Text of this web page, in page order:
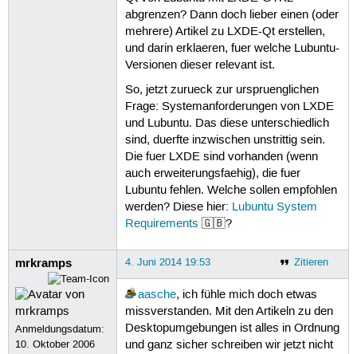
abgrenzen? Dann doch lieber einen (oder
mehrere) Artikel zu LXDE-Qt erstellen,
und darin erklaeren, fuer welche Lubuntu-
Versionen dieser relevant ist.
So, jetzt zurueck zur urspruenglichen
Frage: Systemanforderungen von LXDE
und Lubuntu. Das diese unterschiedlich
sind, duerfte inzwischen unstrittig sein.
Die fuer LXDE sind vorhanden (wenn
auch erweiterungsfaehig), die fuer
Lubuntu fehlen. Welche sollen empfohlen
werden? Diese hier: Lubuntu System
Requirements 🇬🇧?
mrkramps
Anmeldungsdatum:
10. Oktober 2006
Zitieren
4. Juni 2014 19:53
aasche, ich fühle mich doch etwas
missverstanden. Mit den Artikeln zu den
Desktopumgebungen ist alles in Ordnung
und ganz sicher schreiben wir jetzt nicht